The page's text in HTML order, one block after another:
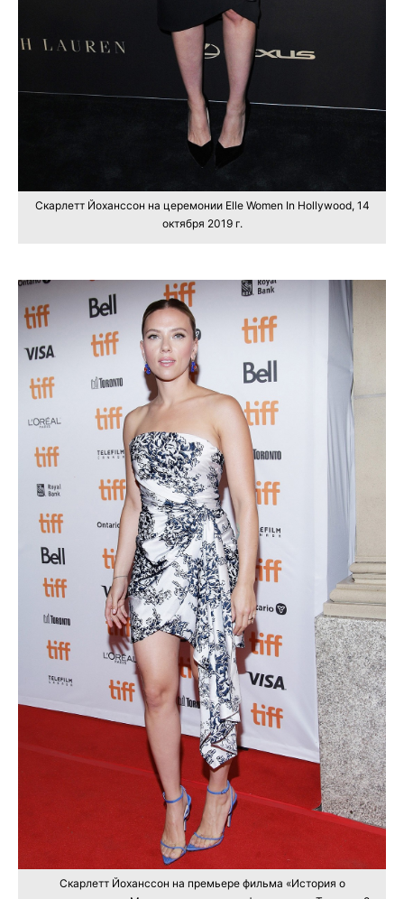
Скарлетт Йоханссон на церемонии Elle Women In Hollywood, 14
октября 2019 г.
Скарлетт Йоханссон на премьере фильма «История о